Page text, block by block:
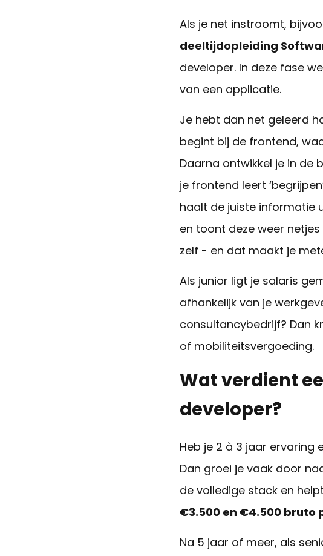
Als je net instroomt,
deeltijdopleiding
developer. In deze fase
van een applicatie.
Je hebt dan net geleerd
begint bij de frontend,
Daarna ontwikkel je in de
je frontend leert
haalt de juiste informatie
en toont deze weer
zelf - en dat maakt je
Als junior ligt je salaris
afhankelijk van je
consultancybedrijf? Dan
of mobiliteitsvergoeding.
Wat verdient
developer?
Heb je 2 à 3 jaar ervaring
Dan groei je vaak door
de volledige stack en
€3.500 en €4.500 bruto
Na 5 jaar of meer, als